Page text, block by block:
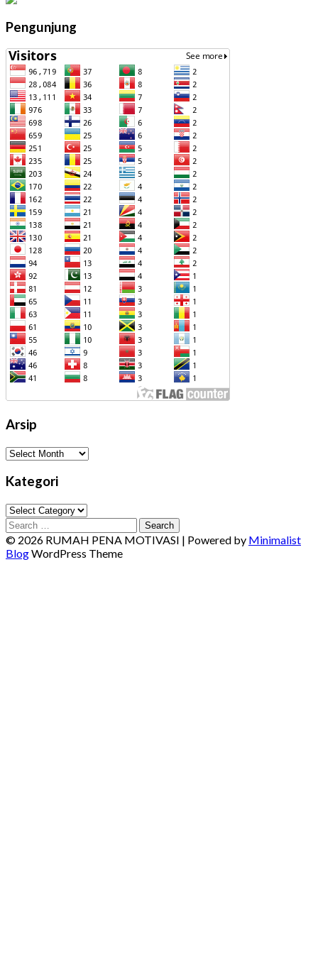
Pengunjung
Arsip
Arsip
Kategori
Kategori
Search
for:
© 2026 RUMAH PENA MOTIVASI | Powered by Minimalist
BlogWordPress Theme